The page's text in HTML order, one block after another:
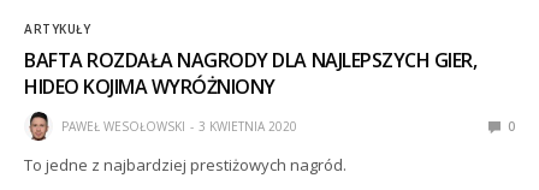
ARTYKUŁY
BAFTA ROZDAŁA NAGRODY DLA NAJLEPSZYCH GIER,
HIDEO KOJIMA WYRÓŻNIONY
PAWEŁ WESOŁOWSKI 3 KWIETNIA 2020 0
To jedne z najbardziej prestiżowych nagród.